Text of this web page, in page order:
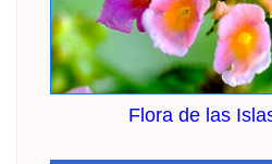
Flora de las